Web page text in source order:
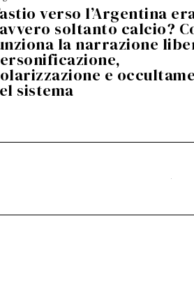
g
o
s
t
o
2
0
2
6
verso l’Argentina
soltanto calcio?
la narrazione
e
sistema